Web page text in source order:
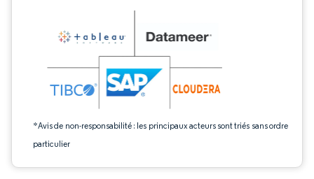
*Avis de non-responsabilité : les principaux acteurs sont triés sans ordre
particulier